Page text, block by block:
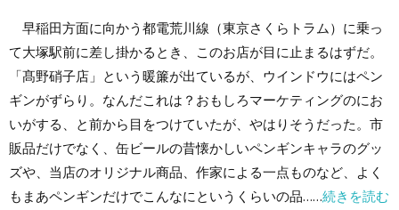
早稲田方面に向かう都電荒川線（東京さくらトラム）に乗っ
て大塚駅前に差し掛かるとき、このお店が目に止まるはずだ。
「髙野硝子店」という暖簾が出ているが、ウインドウにはペン
ギンがずらり。なんだこれは？おもしろマーケティングのにお
いがする、と前から目をつけていたが、やはりそうだった。市
販品だけでなく、缶ビールの昔懐かしいペンギンキャラのグッ
ズや、当店のオリジナル商品、作家による一点ものなど、よく
もまあペンギンだけでこんなにというくらいの品……続きを読む